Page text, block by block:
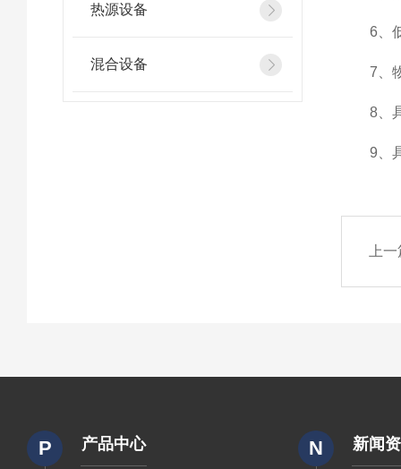
热源设备
混合设备
6、低
7、物
8、具
9、具
上
P 产品中心 N 新闻